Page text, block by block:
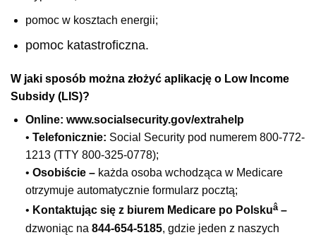
pomoc w kosztach energii;
pomoc katastroficzna.
W jaki sposób można złożyć aplikację o Low Income
Subsidy (LIS)?
Online: www.socialsecurity.gov/extrahelp
• Telefonicznie: Social Security pod numerem 800-772-
1213 (TTY 800-325-0778);
• Osobiście – każda osoba wchodząca w Medicare
otrzymuje automatycznie formularz pocztą;
• Kontaktując się z biurem Medicare po Polskuâ –
dzwoniąc na 844-654-5185, gdzie jeden z naszych